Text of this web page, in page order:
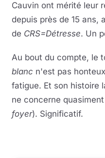
Cauvin ont mérité leur
depuis près de 15 ans,
de CRS=Détresse. Un
Au bout du compte, le
blanc n'est pas
fatigue. Et son histoire
ne concerne
foyer). Significatif.